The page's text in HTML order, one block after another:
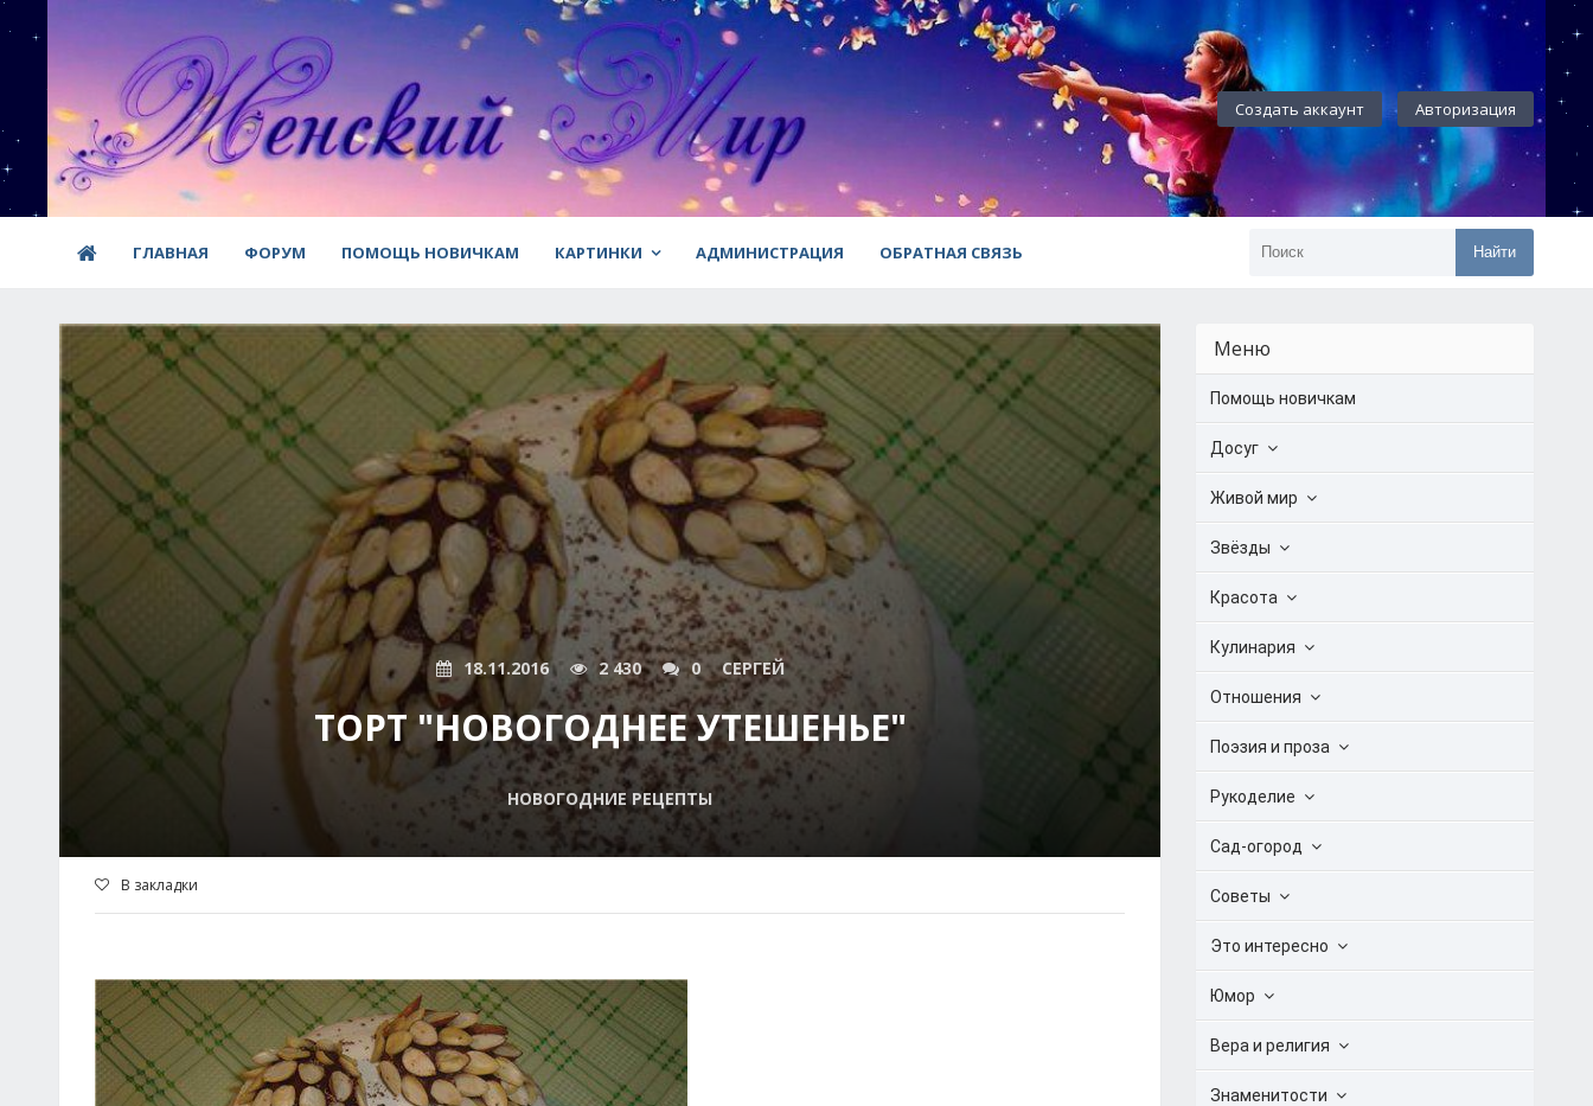
Создать аккаунт Авторизация
ГЛАВНАЯ ФОРУМ ПОМОЩЬ НОВИЧКАМ КАРТИНКИ АДМИНИСТРАЦИЯ ОБРАТНАЯ СВЯЗЬ Найти
18.11.2016 2 430 0 СЕРГЕЙ
ТОРТ "НОВОГОДНЕЕ УТЕШЕНЬЕ"
НОВОГОДНИЕ РЕЦЕПТЫ
В закладки
Меню
Помощь новичкам
Досуг
Живой мир
Звёзды
Красота
Кулинария
Отношения
Поэзия и проза
Рукоделие
Сад-огород
Советы
Это интересно
Юмор
Вера и религия
Знаменитости